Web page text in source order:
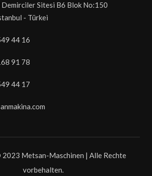
Sitesi B6 Blok No:150
- Türkei
44 16
91 78
44 17
Metsan-Maschinen | Alle Rechte
vorbehalten.